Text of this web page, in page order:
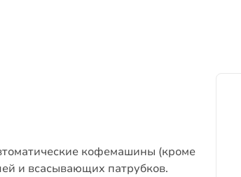
кофемашины (кроме
и всасывающих патрубков.